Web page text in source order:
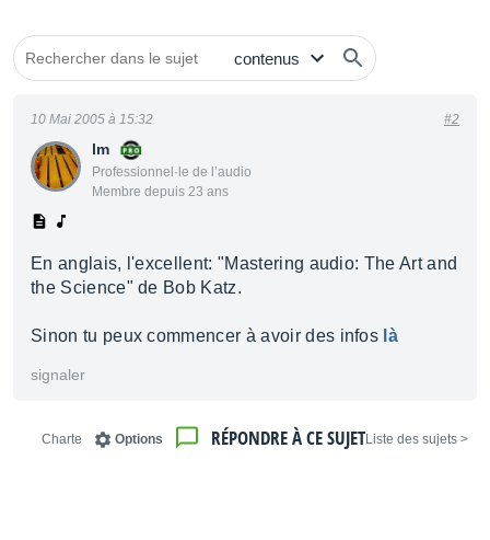
lm
Professionnel·le de l’audio
Membre depuis 23 ans
10 Mai 2005 à 15:32 #2
En anglais, l'excellent: "Mastering audio: The Art and
the Science" de Bob Katz.
Sinon tu peux commencer à avoir des infos là
signaler
< Liste des sujets
RÉPONDRE À CE SUJET
Options
Charte